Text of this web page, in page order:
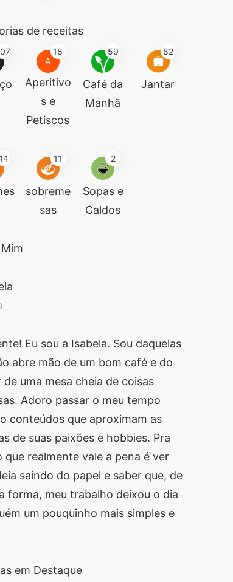
de receitas
A
18
Aperitivo
s e
Petiscos
59
Café da
Manhã
82
Jantar
11
sobreme
sas
2
Sopas e
Caldos
Eu sou a Isabela. Sou daquelas
abre mão de um bom café e do
de uma mesa cheia de coisas
Adoro passar o meu tempo
conteúdos que aproximam as
de suas paixões e hobbies. Pra
que realmente vale a pena é ver
saindo do papel e saber que, de
forma, meu trabalho deixou o dia
um pouquinho mais simples e
em Destaque